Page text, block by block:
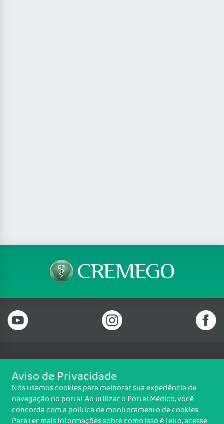
Telefone: (62) 3250 4900
Email: cremego@cremego.org.br
Rua T-28, N° 245, Qd. 24, Lotes 19 e 20, Setor Bueno, Goiânia/GO - CEP:
74210-040
Horário de funcionamento: Segunda a Sexta - 08h00 às 18h00
Aviso de Privacidade
Nós usamos cookies para melhorar sua experiência de
navegação no portal. Ao utilizar o Portal Médico, você
concorda com a política de monitoramento de cookies.
Para ter mais informações sobre como isso é feito, acesse